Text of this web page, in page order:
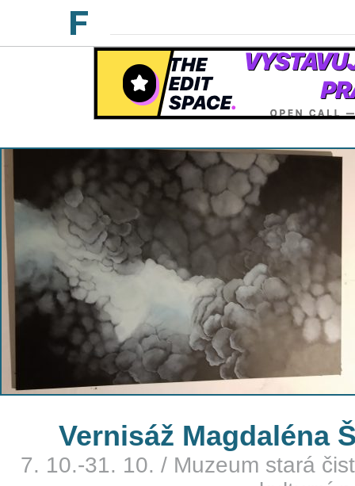
Vernisáž Magdaléna
7. 10.-31. 10. / Muzeum stará